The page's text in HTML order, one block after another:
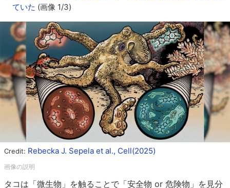
ていた (画像 1/3)
Credit: Rebecka J. Sepela et al., Cell(2025)
タコは「微生物」を触ることで「安全物 or 危険物」を見分